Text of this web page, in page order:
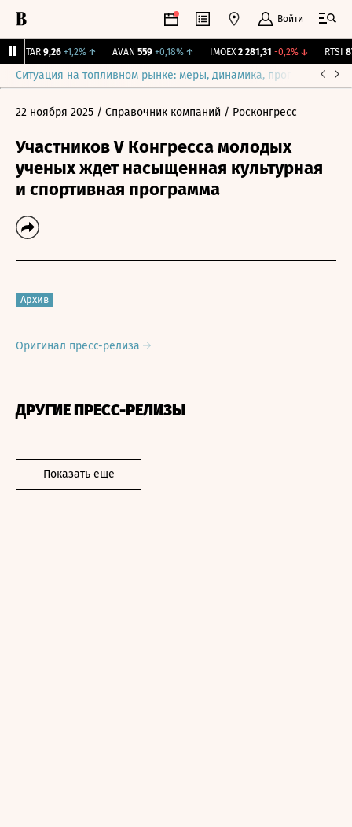
Войти
UTAR 9,26 +1,2%↑ AVAN 559 +0,18% ↑ IMOEX 2 281,31 -0,2%↓ RTSI
Ситуация на топливном рынке: меры, динамика, прогнозы
22 ноября 2025 / Справочник компаний / Росконгресс
Участников V Конгресса молодых
ученых ждет насыщенная культурная
и спортивная программа
Архив
Оригинал пресс-релиза
ДРУГИЕ ПРЕСС-РЕЛИЗЫ
Показать еще